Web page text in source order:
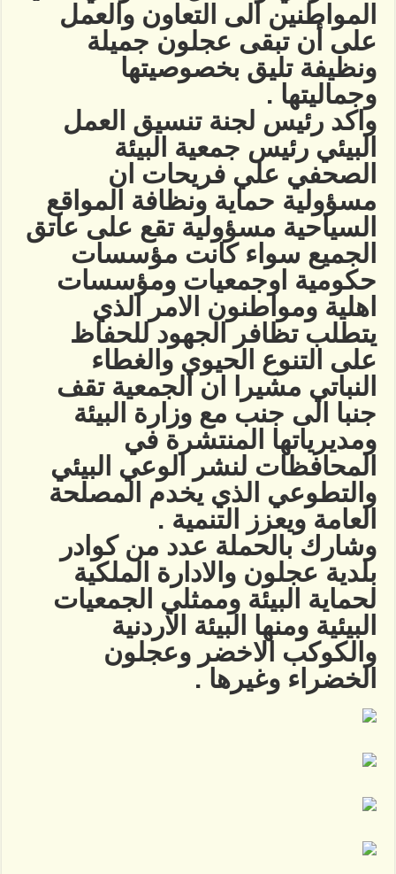
المواطنين الى التعاون والعمل
على أن تبقى عجلون جميلة
ونظيفة تليق بخصوصيتها
وجماليتها .
واكد رئيس لجنة تنسيق العمل
البيئي رئيس جمعية البيئة
الصحفي علي فريحات ان
مسؤولية حماية ونظافة المواقع
السياحية مسؤولية تقع على عاتق
الجميع سواء كانت مؤسسات
حكومية اوجمعيات ومؤسسات
اهلية ومواطنون الامر الذي
يتطلب تظافر الجهود للحفاظ
على التنوع الحيوي والغطاء
النباتي مشيرا ان الجمعية تقف
جنبا الى جنب مع وزارة البيئة
ومديرياتها المنتشرة في
المحافظات لنشر الوعي البيئي
والتطوعي الذي يخدم المصلحة
العامة ويعزز التنمية .
وشارك بالحملة عدد من كوادر
بلدية عجلون والادارة الملكية
لحماية البيئة وممثلي الجمعيات
البيئية ومنها البيئة الاردنية
والكوكب الاخضر وعجلون
الخضراء وغيرها .